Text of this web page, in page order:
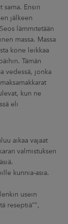
sama. Ensin
jälkeen
lämmitetään
massa. Massa
kone leikkaa
Tämän
vedessä, jonka
kun ne
eli
aikaa vajaat
valmistuksen
kunnia-asia.
usein
reseptiä”",